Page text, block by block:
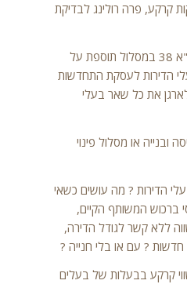
קרקע, פרה רולינג לבדיקת
המחוקק מודע גם ל"מחיר" שמשלמים בעלי הדירות עד לגיבוש וארגון כל בעלי הדירות לעסקת התחדשות עירונית תמ"א 38 במסלול תוספת על
הדירות לעסקת התחדשות
את כל שאר בעלי
לאיזה מסלול התחדשות עירונית בוחרים ? תמ"א 38 תוספת על הקיים או תמ"א 38 הריסה ובנייה או מסלול פינוי
הדירות ? מה עושים כשאי
ברכוש המשותף הקיים,
באופן שווה ללא קשר לגודל הדירה,
? עם או בלי חנייה ?
קרקע בבעלות של בעלים